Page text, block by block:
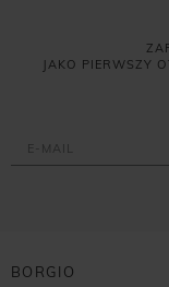
JAKO PIERWSZY
BORGIO